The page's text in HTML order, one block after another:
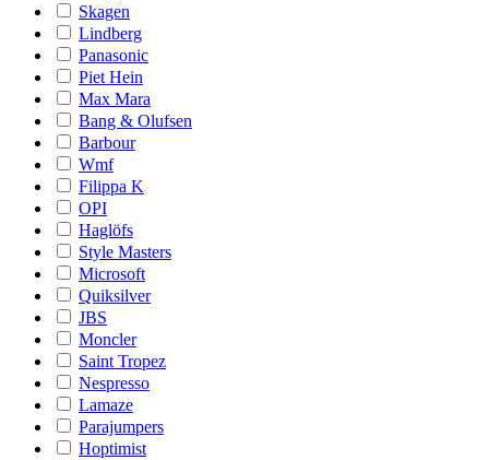
Skagen
Lindberg
Panasonic
Piet Hein
Max Mara
Bang & Olufsen
Barbour
Wmf
Filippa K
OPI
Haglöfs
Style Masters
Microsoft
Quiksilver
JBS
Moncler
Saint Tropez
Nespresso
Lamaze
Parajumpers
Hoptimist